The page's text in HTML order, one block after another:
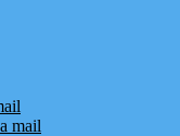
mail